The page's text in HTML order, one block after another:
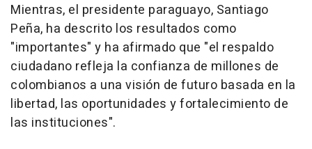
Mientras, el presidente paraguayo, Santiago
Peña, ha descrito los resultados como
"importantes" y ha afirmado que "el respaldo
ciudadano refleja la confianza de millones de
colombianos a una visión de futuro basada en la
libertad, las oportunidades y fortalecimiento de
las instituciones".